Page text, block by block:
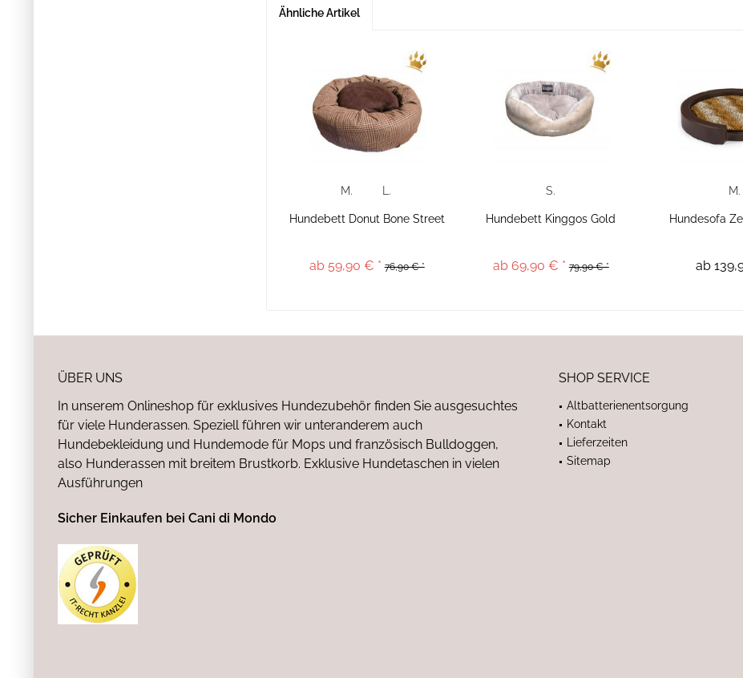
Ähnliche Artikel
M. L.
Hundebett Donut Bone Street
ab 59,90 € * 76,90 € *
S.
Hundebett Kinggos Gold
ab 69,90 € * 79,90 € *
M.
Hundesofa
ab
ÜBER UNS
In unserem Onlineshop für exklusives Hundezubehör finden Sie ausgesuchtes
für viele Hunderassen. Speziell führen wir unteranderem auch
Hundebekleidung und Hundemode für Mops und französisch Bulldoggen,
also Hunderassen mit breitem Brustkorb. Exklusive Hundetaschen in vielen
Ausführungen
Sicher Einkaufen bei Cani di Mondo
SHOP SERVICE
Altbatterienentsorgung
Kontakt
Lieferzeiten
Sitemap